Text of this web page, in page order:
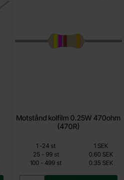
Motstånd kolfilm 0.25W 470ohm
(470R)
0.15 SEK
Inklusive 25% moms
Mängdrabatt
Pris /st
1 -till
24 st
1 SEK
25 -till99 st
0.60 SEK
100 - till
499 st 0.35 SEK